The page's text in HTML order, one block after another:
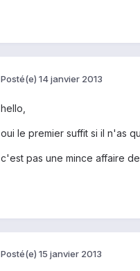
Posté(e) 14 janvier 2013
hello,
oui le premier suffit si il n'as
c'est pas une mince affaire
Posté(e) 15 janvier 2013